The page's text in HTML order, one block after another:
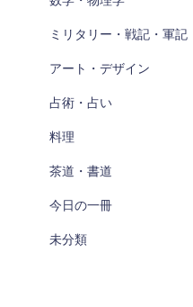
ミリタリー・戦記・軍記
アート・デザイン
占術・占い
料理
茶道・書道
今日の一冊
未分類